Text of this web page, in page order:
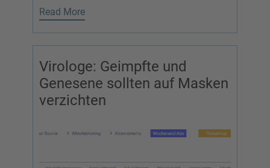
Read More
Virologe: Geimpfte und
Genesene sollten auf Masken
verzichten